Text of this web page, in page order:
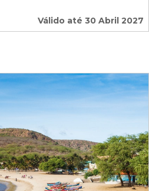
Válido até 30 Abril 2027